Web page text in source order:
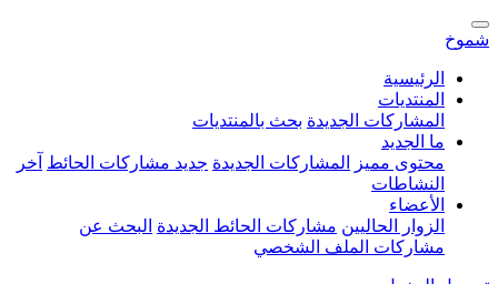
شموخ
الرئيسية
المنتديات
المشاركات الجديدة بحث بالمنتديات
ما الجديد
محتوى مميز
المشاركات الجديدة جديد مشاركات الحائط آخر
النشاطات
الأعضاء
الزوار الحاليين مشاركات الحائط الجديدة البحث عن
مشاركات الملف الشخصي